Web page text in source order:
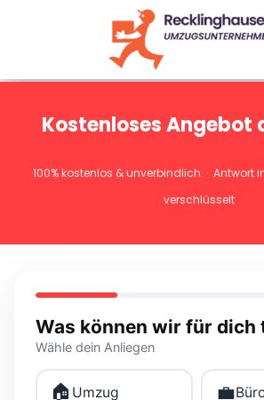
Kostenloses Angebot
100% kostenlos & unverbindlich · Antwort
verschlüsselt